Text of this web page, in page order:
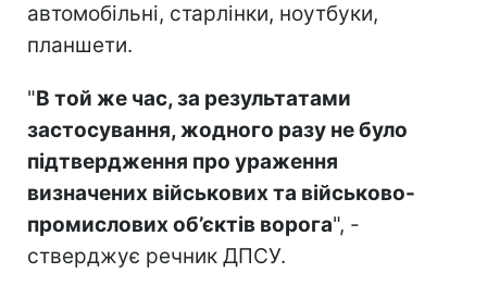
автомобільні, старлінки, ноутбуки,
планшети.
"В той же час, за результатами
застосування, жодного разу не було
підтвердження про ураження
визначених військових та військово-
промислових об’єктів ворога", -
стверджує речник ДПСУ.